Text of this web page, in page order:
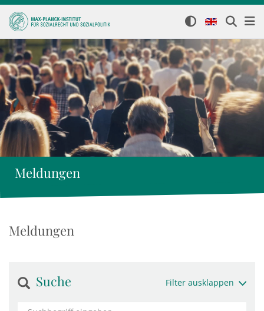
Meldungen
Meldungen
Suche Filter ausklappen